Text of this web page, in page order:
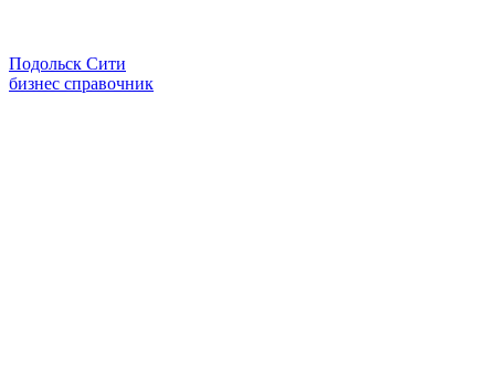
Подольск Сити
бизнес справочник